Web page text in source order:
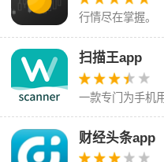
行情尽在掌握。
扫描王app
一款专门为手机
件
财经头条app